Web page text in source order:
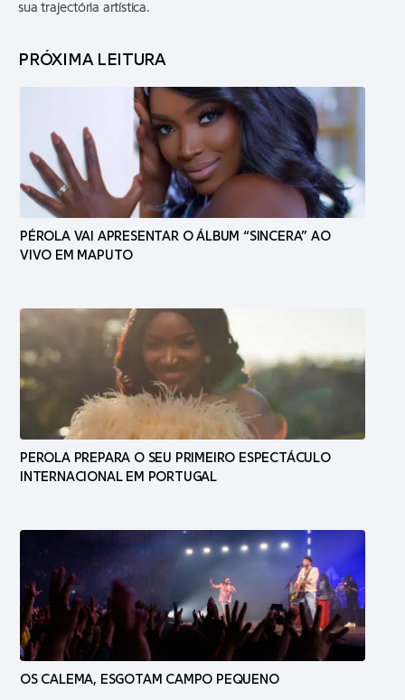
sua trajectória artística.
PRÓXIMA LEITURA
PÉROLA VAI APRESENTAR O ÁLBUM “SINCERA” AO
VIVO EM MAPUTO
PEROLA PREPARA O SEU PRIMEIRO ESPECTÁCULO
INTERNACIONAL EM PORTUGAL
OS CALEMA, ESGOTAM CAMPO PEQUENO